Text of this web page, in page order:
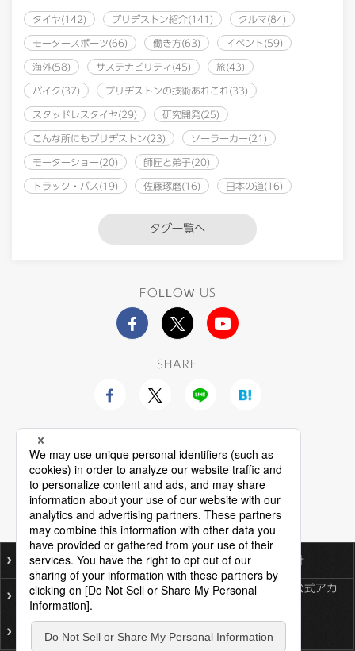
タイヤ(142) ブリヂストン紹介(141) クルマ(84)
モータースポーツ(66) 働き方(63) イベント(59)
海外(58) サステナビリティ(45) 旅(43)
バイク(37) ブリヂストンの技術あれこれ(33)
スタッドレスタイヤ(29) 研究開発(25)
こんな所にもブリヂストン(23) ソーラーカー(21)
モーターショー(20) 師匠と弟子(20)
トラック・バス(19) 佐藤琢磨(16) 日本の道(16)
タグ一覧へ
FOLLOW US
SHARE
ご利用にあたって 個人情報保護基本方針
プライバシーポリシー
ソーシャルメディア公式アカ
サイトマップ お問い合わせ